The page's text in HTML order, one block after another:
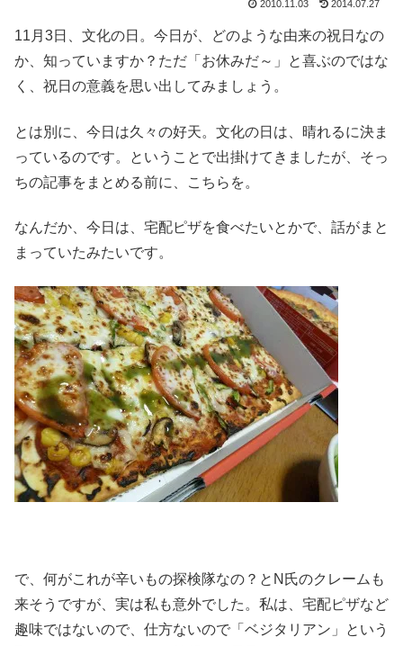
2010.11.03 2014.07.27
11月3日、文化の日。今日が、どのような由来の祝日なの
か、知っていますか？ただ「お休みだ～」と喜ぶのではな
く、祝日の意義を思い出してみましょう。
とは別に、今日は久々の好天。文化の日は、晴れるに決ま
っているのです。ということで出掛けてきましたが、そっ
ちの記事をまとめる前に、こちらを。
なんだか、今日は、宅配ピザを食べたいとかで、話がまと
まっていたみたいです。
で、何がこれが辛いもの探検隊なの？とN氏のクレームも
来そうですが、実は私も意外でした。私は、宅配ピザなど
趣味ではないので、仕方ないので「ベジタリアン」という